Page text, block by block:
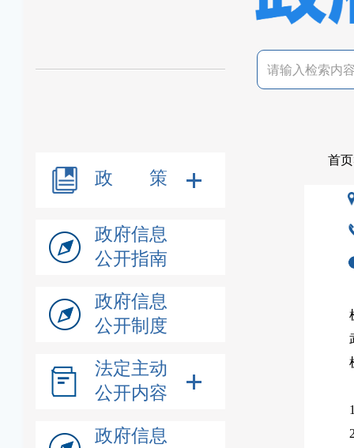
政 策
政府信息
公开指南
政府信息
公开制度
法定主动
公开内容
政府信息
首页